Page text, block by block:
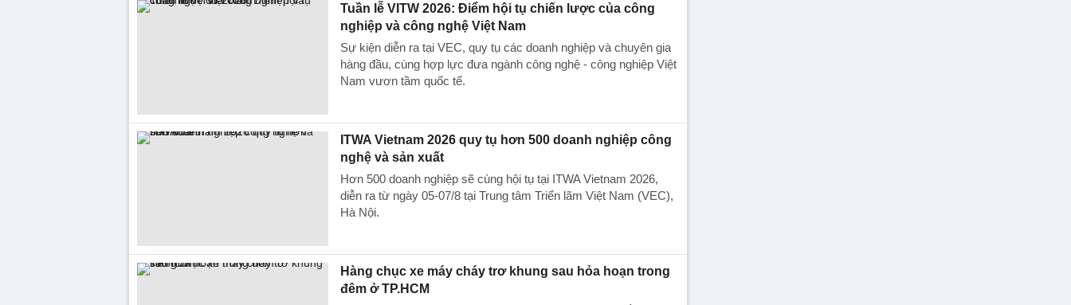
Tuần lễ VITW 2026: Điểm hội tụ chiến lược của công
nghiệp và công nghệ Việt Nam
Sự kiện diễn ra tại VEC, quy tụ các doanh nghiệp và chuyên gia
hàng đầu, cùng hợp lực đưa ngành công nghệ - công nghiệp Việt
Nam vươn tầm quốc tế.
ITWA Vietnam 2026 quy tụ hơn 500 doanh nghiệp công
nghệ và sản xuất
Hơn 500 doanh nghiệp sẽ cùng hội tụ tại ITWA Vietnam 2026,
diễn ra từ ngày 05-07/8 tại Trung tâm Triển lãm Việt Nam (VEC),
Hà Nội.
Hàng chục xe máy cháy trơ khung sau hỏa hoạn trong
đêm ở TP.HCM